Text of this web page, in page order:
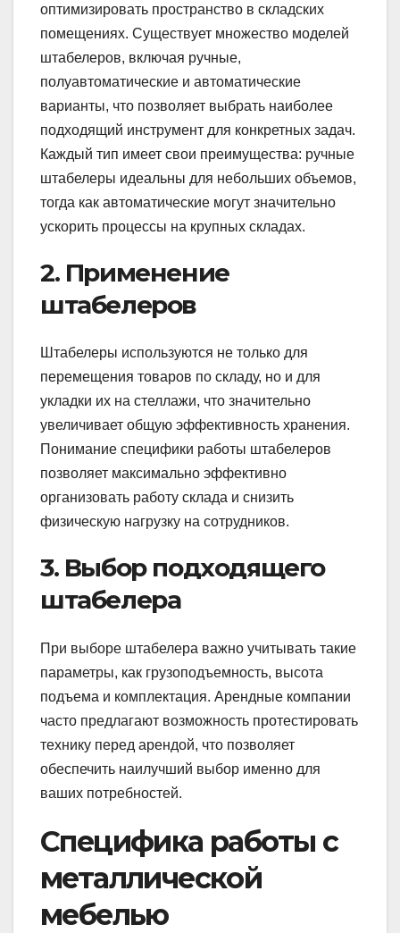
оптимизировать пространство в складских
помещениях. Существует множество моделей
штабелеров, включая ручные,
полуавтоматические и автоматические
варианты, что позволяет выбрать наиболее
подходящий инструмент для конкретных задач.
Каждый тип имеет свои преимущества: ручные
штабелеры идеальны для небольших объемов,
тогда как автоматические могут значительно
ускорить процессы на крупных складах.
2. Применение
штабелеров
Штабелеры используются не только для
перемещения товаров по складу, но и для
укладки их на стеллажи, что значительно
увеличивает общую эффективность хранения.
Понимание специфики работы штабелеров
позволяет максимально эффективно
организовать работу склада и снизить
физическую нагрузку на сотрудников.
3. Выбор подходящего
штабелера
При выборе штабелера важно учитывать такие
параметры, как грузоподъемность, высота
подъема и комплектация. Арендные компании
часто предлагают возможность протестировать
технику перед арендой, что позволяет
обеспечить наилучший выбор именно для
ваших потребностей.
Специфика работы с
металлической
мебелью